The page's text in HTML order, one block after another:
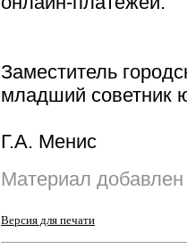
Заместитель
младший советник
Г.А. Менис
Материал
Версия для печати